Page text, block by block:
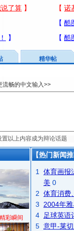
精华帖
流畅的中文输入>>
彩瞬间
【热门新闻
1
体育画报
美 0
2 体育消费
3
2004年
4
足球英语
5 意甲-莱